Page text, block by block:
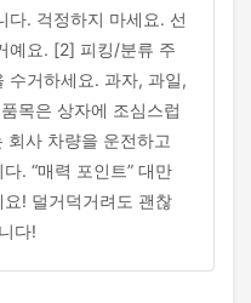
다. 걱정하지 마세요. 선
예요. [2] 피킹/분류 주
수거하세요. 과자, 과일,
목은 상자에 조심스럽
사 차량을 운전하고
. “매력 포인트” 대만
! 덜거덕거려도 괜찮
다!